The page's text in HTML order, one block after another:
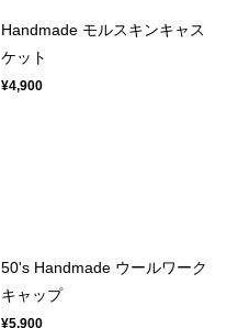
Handmade モルスキンキャス
ケット
¥4,900
50's Handmade ウールワーク
キャップ
¥5,900